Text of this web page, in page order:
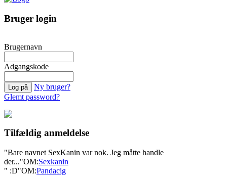
Bruger login
Brugernavn
Adgangskode
Ny bruger?
Glemt password?
Tilfældig anmeldelse
"Bare navnet SexKanin var nok. Jeg måtte handle
der..."OM:Sexkanin
" :D"OM:Pandacig